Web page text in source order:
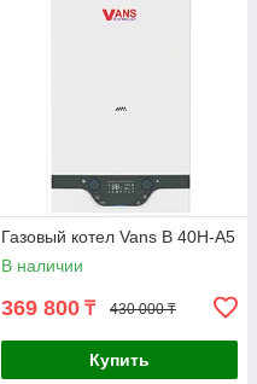
Газовый котел Vans B 40Н-A5
В наличии
369 800 ₸ 430 000 ₸
Купить